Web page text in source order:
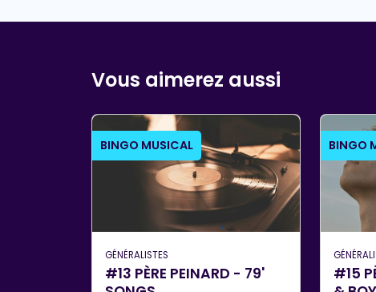
Vous aimerez aussi
BINGO MUSICAL
GÉNÉRALISTES
#13 PÈRE PEINARD - 79'
BINGO
#15